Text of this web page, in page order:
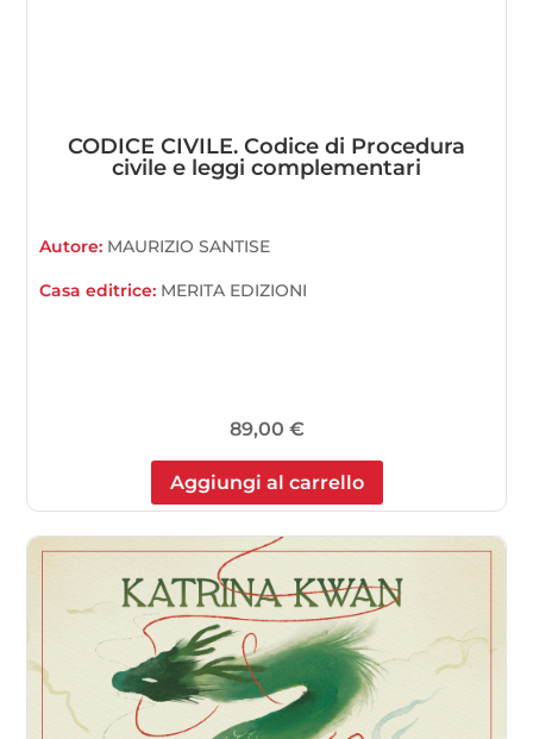
CODICE CIVILE. Codice di Procedura
civile e leggi complementari
Autore: MAURIZIO SANTISE
Casa editrice: MERITA EDIZIONI
89,00 €
Aggiungi al carrello